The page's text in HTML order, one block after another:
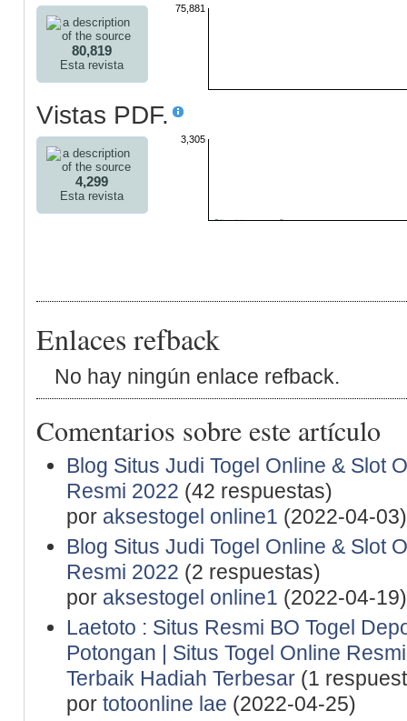
80,819
Esta revista
75,881
Vistas PDF.
4,299
Esta revista
3,305
Enlaces refback
No hay ningún enlace refback.
Comentarios sobre este artículo
Blog Situs Judi Togel Online & Slot
Resmi 2022 (42 respuestas)
por aksestogel online1 (2022-04-03)
Blog Situs Judi Togel Online & Slot
Resmi 2022 (2 respuestas)
por aksestogel online1 (2022-04-19)
Laetoto : Situs Resmi BO Togel
Potongan | Situs Togel Online
Terbaik Hadiah Terbesar(1
por totoonline lae (2022-04-25)